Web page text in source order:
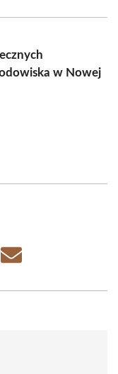
w Nowej
Share